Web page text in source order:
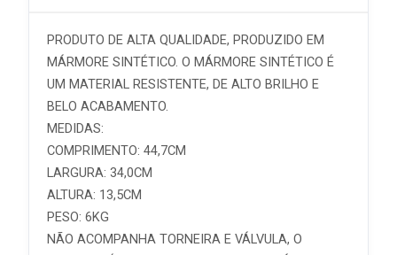
PRODUTO DE ALTA QUALIDADE, PRODUZIDO EM
MÁRMORE SINTÉTICO. O MÁRMORE SINTÉTICO É
UM MATERIAL RESISTENTE, DE ALTO BRILHO E
BELO ACABAMENTO.
MEDIDAS:
COMPRIMENTO: 44,7CM
LARGURA: 34,0CM
ALTURA: 13,5CM
PESO: 6KG
NÃO ACOMPANHA TORNEIRA E VÁLVULA, O